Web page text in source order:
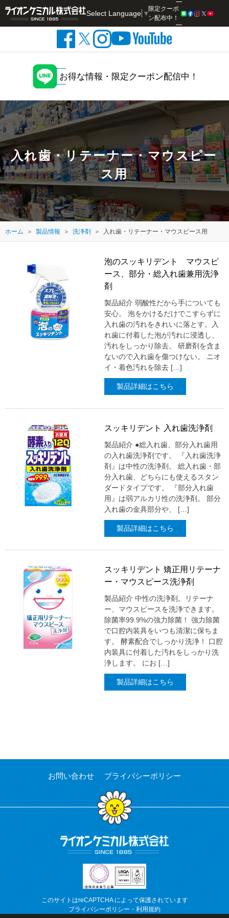
Select Language ▼
限定クーポ
ン配布中！
お得な情報・限定クーポン配信中！
入れ歯・リテーナー・マウスピー
ス用
ホーム 製品情報 洗浄剤 入れ歯・リテーナー・マウスピース用
泡のスッキリデント マウスピ
ース、部分・総入れ歯兼用洗浄
剤
製品紹介 弱酸性だから手についても
安心。 泡をかけるだけでこすらずに
入れ歯の汚れをきれいに落とす。入
れ歯に付着した泡が汚れに浸透し、
汚れをしっかり除去。 研磨剤を含ま
ないので入れ歯を傷つけない。 ニオ
イ・着色汚れを除去 […]
製品詳細はこちら
スッキリデント 入れ歯洗浄剤
製品紹介 ●総入れ歯、部分入れ歯用
の入れ歯洗浄剤です。 『入れ歯洗浄
剤』は中性の洗浄剤。 総入れ歯・部
分入れ歯、どちらにも使えるスタン
ダードタイプです。 『部分入れ歯
用』は弱アルカリ性の洗浄剤。 部分
入れ歯の金具部分や、 […]
製品詳細はこちら
スッキリデント 矯正用リテーナ
ー・マウスピース洗浄剤
製品紹介 中性の洗浄剤。リテーナ
ー、マウスピースを洗浄できます。
除菌率99.9%の強力除菌！ 強力除菌
で口腔内装具をいつも清潔に保ちま
す。 酵素配合でしっかり洗浄！ 口腔
内装具に付着した汚れをしっかり洗
浄します。 にお […]
製品詳細はこちら
お問い合わせ プライバシーポリシー
このサイトはreCAPTCHA によって保護されています
プライバシーポリシー ・ 利用規約
検索